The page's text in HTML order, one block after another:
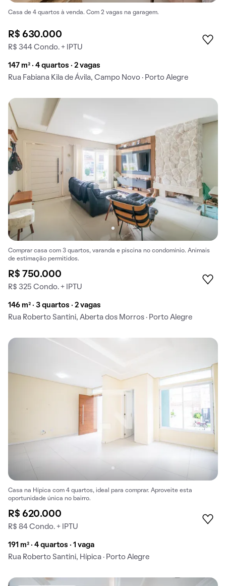
Casa de 4 quartos à venda. Com 2 vagas na garagem.
R$ 630.000
R$ 344 Condo. + IPTU
147 m² · 4 quartos · 2 vagas
Rua Fabiana Kila de Ávila, Campo Novo · Porto Alegre
Comprar casa com 3 quartos, varanda e piscina no condomínio. Animais
de estimação permitidos.
R$ 750.000
R$ 325 Condo. + IPTU
146 m² · 3 quartos · 2 vagas
Rua Roberto Santini, Aberta dos Morros · Porto Alegre
Casa na Hípica com 4 quartos, ideal para comprar. Aproveite esta
oportunidade única no bairro.
R$ 620.000
R$ 84 Condo. + IPTU
191 m² · 4 quartos · 1 vaga
Rua Roberto Santini, Hípica · Porto Alegre